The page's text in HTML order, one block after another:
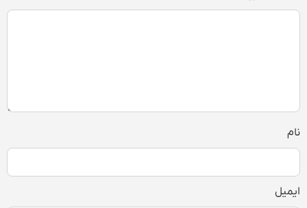
نام
ایمیل